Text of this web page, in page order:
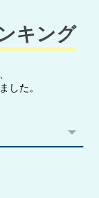
キング
した。